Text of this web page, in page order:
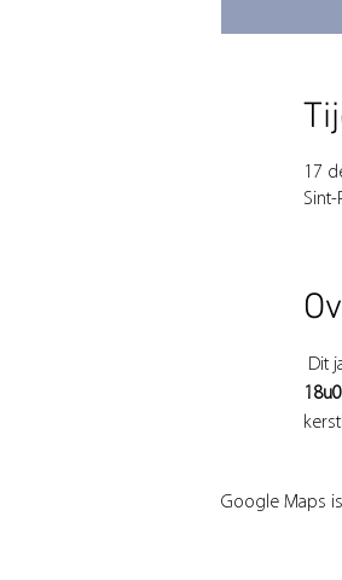
17
Dit
Google Maps